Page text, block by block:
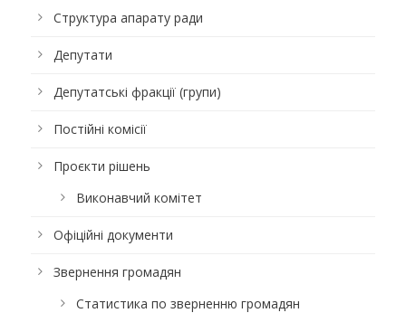
Структура апарату ради
Депутати
Депутатські фракції (групи)
Постійні комісії
Проєкти рішень
Виконавчий комітет
Офіційні документи
Звернення громадян
Статистика по зверненню громадян